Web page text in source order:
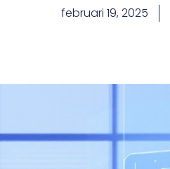
februari 19, 2025